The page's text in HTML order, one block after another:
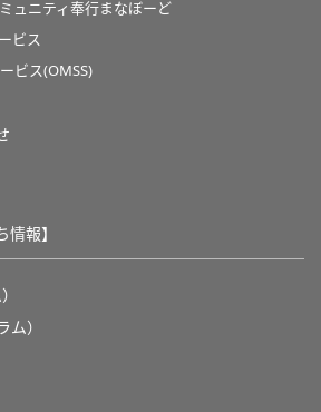
ュニティ奉行まなぼーど
ビス
ビス(OMSS)
情報】
ム）